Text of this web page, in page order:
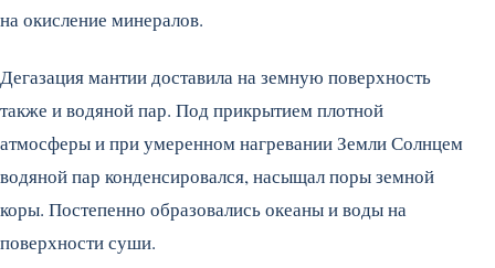
на окисление минералов.
Дегазация мантии доставила на земную поверхность
также и водяной пар. Под прикрытием плотной
атмосферы и при умеренном нагревании Земли Солнцем
водяной пар конденсировался, насыщал поры земной
коры. Постепенно образовались океаны и воды на
поверхности суши.